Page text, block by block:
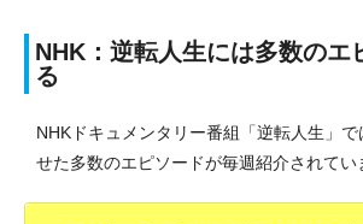
NHK：逆転人生には多数のエ
る
NHKドキュメンタリー番組「逆転人生」で
せた多数のエピソードが毎週紹介されてい